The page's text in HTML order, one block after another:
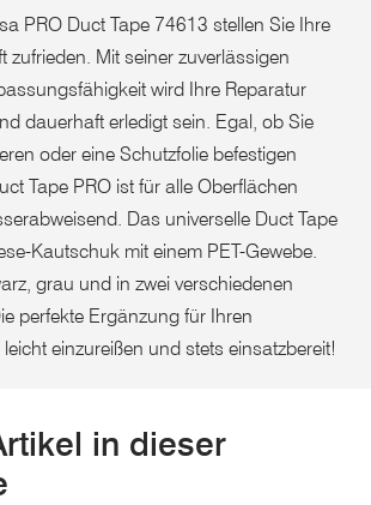
PRO Duct Tape 74613 stellen Sie Ihre
zufrieden. Mit seiner zuverlässigen
wird Ihre Reparatur
dauerhaft erledigt sein. Egal, ob Sie
oder eine Schutzfolie befestigen
Tape PRO ist für alle Oberflächen
Das universelle Duct Tape
Kautschuk mit einem PET-Gewebe.
grau und in zwei verschiedenen
perfekte Ergänzung für Ihren
einzureißen und stets einsatzbereit!
in dieser